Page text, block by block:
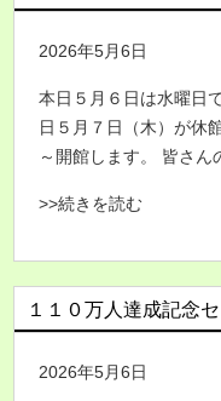
2026年5月6日
本日５月６日は水曜日
日５月７日（木）が休
～開館します。 皆さん
>>続きを読む
１１０万人達成記念
2026年5月6日